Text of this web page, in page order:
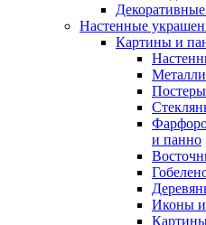
Настенные
Картины и
Постеры
и панно
Иконы